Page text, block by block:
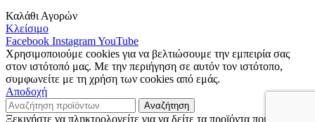
Καλάθι Αγορών
Κλείσιμο
Facebook InstagramYouTube
Χρησιμοποιούμε cookies για να βελτιώσουμε την εμπειρία σας
στον ιστότοπό μας. Με την περιήγηση σε αυτόν τον ιστότοπο,
συμφωνείτε με τη χρήση των cookies από εμάς.
Αποδοχή
Αναζήτηση
Ξεκινήστε να πληκτρολογείτε για να δείτε τα προϊόντα που